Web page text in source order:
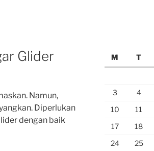
Glider
Namun,
Diperlukan
dengan baik
M
T
3
4
10
11
17
18
24
25